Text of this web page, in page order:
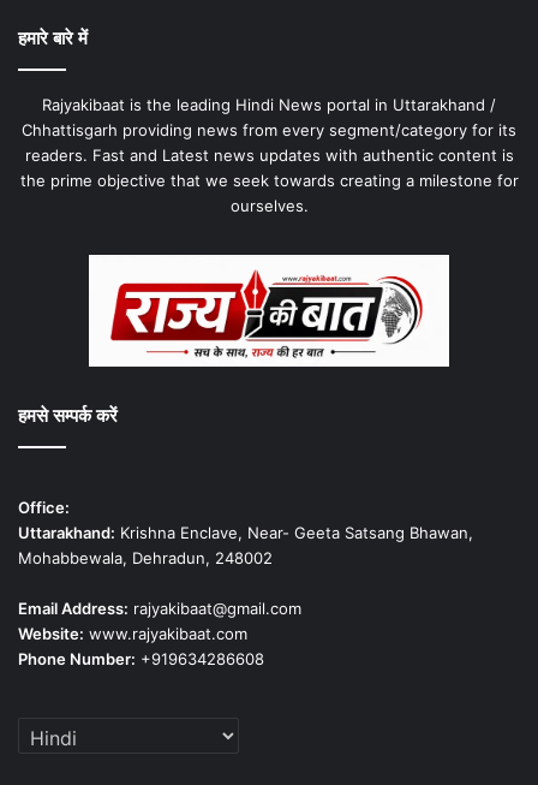
हमारे बारे में
Rajyakibaat is the leading Hindi News portal in Uttarakhand /
Chhattisgarh providing news from every segment/category for its
readers. Fast and Latest news updates with authentic content is
the prime objective that we seek towards creating a milestone for
ourselves.
हमसे सम्पर्क करें
Office:
Uttarakhand: Krishna Enclave, Near- Geeta Satsang Bhawan,
Mohabbewala, Dehradun, 248002
Email Address: rajyakibaat@gmail.com
Website: www.rajyakibaat.com
Phone Number: +919634286608